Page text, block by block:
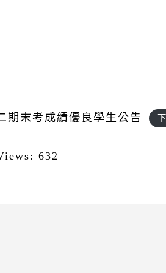
期末考成績優良學生公告
632